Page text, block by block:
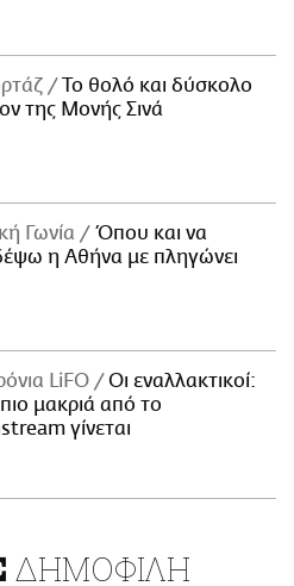
Το θολό και δύσκολο
της Μονής Σινά
Γωνία
Όπου και να
η Αθήνα με πληγώνει
LiFO
Οι εναλλακτικοί:
μακριά από το
γίνεται
ΔΗΜΟΦΙΛΗ